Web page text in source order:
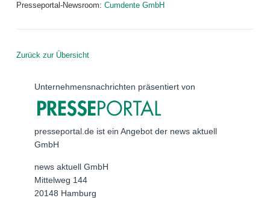
Presseportal-Newsroom: Cumdente GmbH
Zurück zur Übersicht
Unternehmensnachrichten präsentiert von
presseportal.de ist ein Angebot der news aktuell
GmbH
news aktuell GmbH
Mittelweg 144
20148 Hamburg